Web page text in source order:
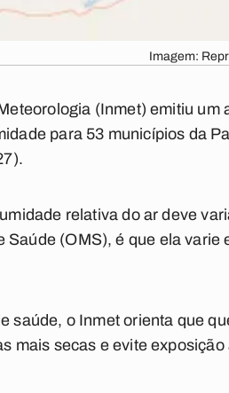
Imagem:
(Inmet) emitiu um
para 53 municípios da
relativa do ar deve
Saúde (OMS), é que ela
saúde, o Inmet orienta que
mais secas e evite